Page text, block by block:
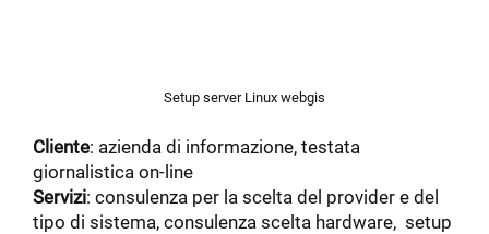
Setup server Linux webgis
Cliente: azienda di informazione, testata
giornalistica on-line
Servizi: consulenza per la scelta del provider e del
tipo di sistema, consulenza scelta hardware, setup